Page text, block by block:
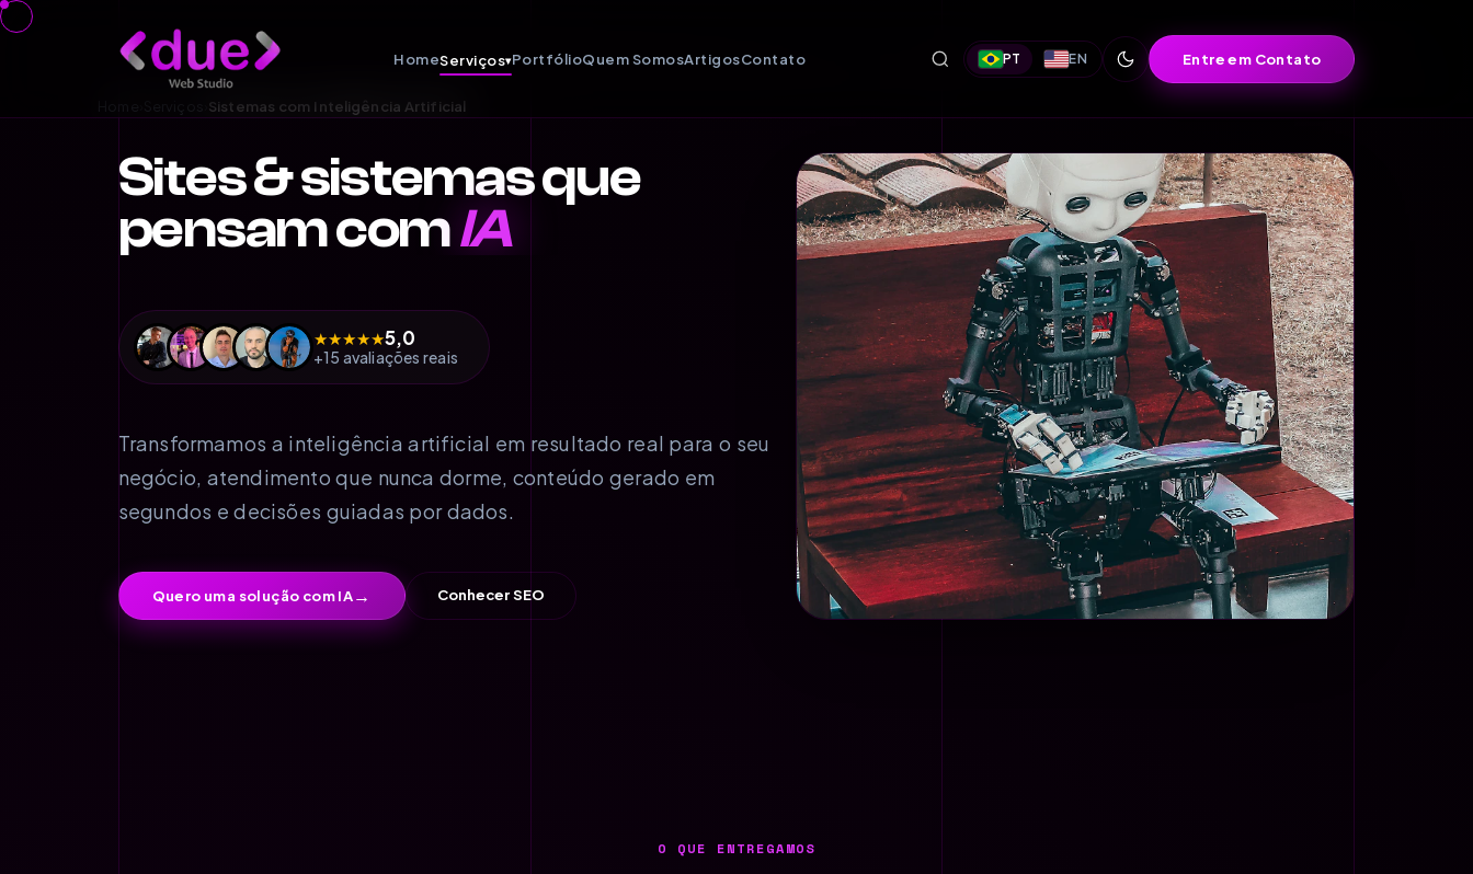
HomeServiços▾PortfólioQuem SomosArtigosContato PT EN Entre em Contato
Sistemas com Inteligência Artificial
Sites & sistemas que
pensam comIA
★★★★★5,0
+15 avaliações reais
Transformamos a inteligência artificial em resultado real para o seu
negócio, atendimento que nunca dorme, conteúdo gerado em
segundos e decisões guiadas por dados.
Quero uma solução com IA→ Conhecer SEO
O QUE ENTREGAMOS